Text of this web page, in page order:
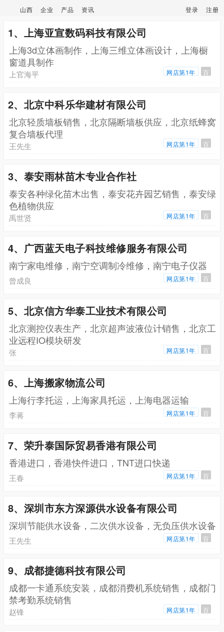
山西 企业 产品 资讯 登录 注册
1、上海亚宣数码科技有限公司
上海3d立体画制作，上海三维立体画设计，上海橱
窗道具制作
上官海平 网店第1年 百
2、北京中科乐华建材有限公司
北京轻质墙板销售，北京隔断墙板供应，北京纸蜂窝
复合墙板代理
王先生 网店第1年 百
3、泰安雨林苗木专业合作社
泰安各种绿化苗木出售，泰安花卉园艺销售，泰安绿
色植物供应
禹世贤 网店第1年 百
4、广西蓝天电子科技维修服务有限公司
南宁家电维修，南宁空调制冷维修，南宁电子仪器
曾成良 网店第1年 百
5、北京信方华泰工业技术有限公司
北京测控仪表生产，北京超声波液位计销售，北京工
业远程IO模块研发
张 网店第1年 百
6、上海搬家物流公司
上海行李托运，上海家具托运，上海电器运输
李蒋 网店第1年 百
7、荣升泰国际贸易香港有限公司
香港进口，香港快件进口，TNT进口快递
王春 网店第1年 百
8、深圳市东方深源供水设备有限公司
深圳节能供水设备，二次供水设备，无负压供水设备
王先生 网店第1年 百
9、成都捷德科技有限公司
成都一卡通系统安装，成都消费机系统销售，成都门
禁考勤系统销售
赵锋 网店第1年 百